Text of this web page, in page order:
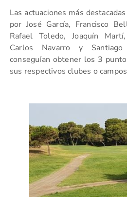
Las actuaciones más
por José García, Francisco
Rafael Toledo, Joaquín
Carlos Navarro y
conseguían obtener los 3
sus respectivos clubes o